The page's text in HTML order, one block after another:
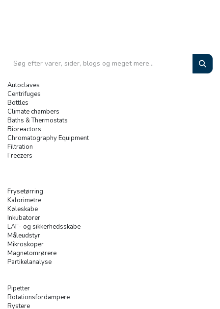
Autoclaves
Centrifuges
Bottles
Climate chambers
Baths & Thermostats
Bioreactors
Chromatography Equipment
Filtration
Freezers
Frysetørring
Kalorimetre
Køleskabe
Inkubatorer
LAF- og sikkerhedsskabe
Måleudstyr
Mikroskoper
Magnetomrørere
Partikelanalyse
Pipetter
Rotationsfordampere
Rystere